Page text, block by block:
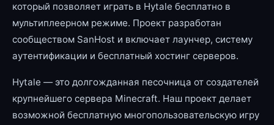
который позволяет играть в Hytale бесплатно в
мультиплеерном режиме. Проект разработан
сообществом SanHost и включает лаунчер, систему
аутентификации и бесплатный хостинг серверов.
Hytale — это долгожданная песочница от создателей
крупнейшего сервера Minecraft. Наш проект делает
возможной бесплатную многопользовательскую игру